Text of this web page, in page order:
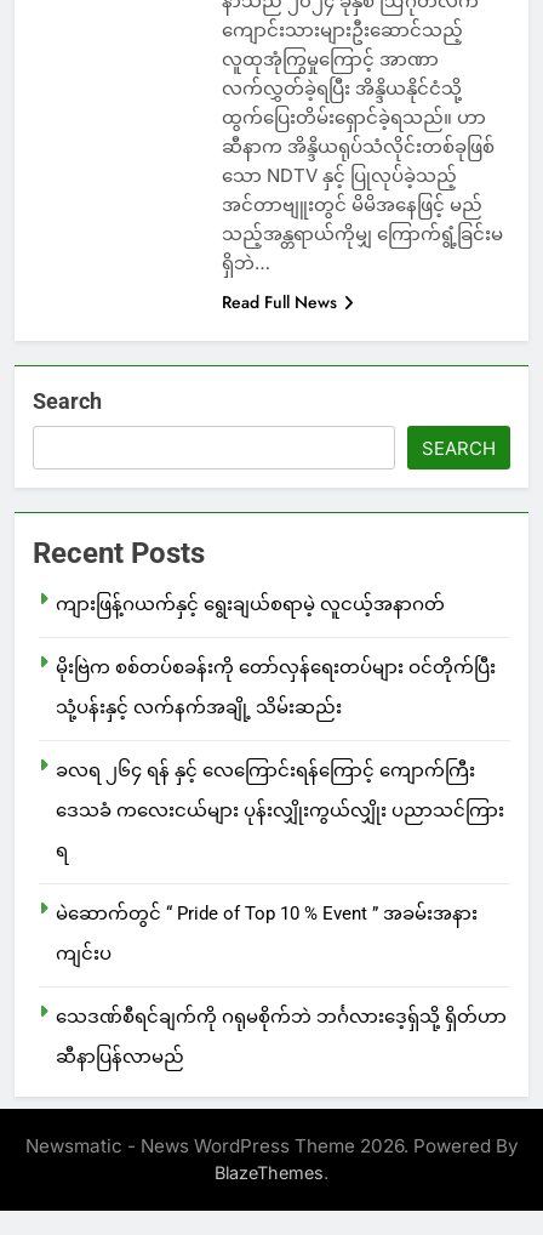
ကျောင်းသားများဦးဆောင်သည့်
လူထုအုံကြွမှုကြောင့် အာဏာ
လက်လွှတ်ခဲ့ရပြီး အိန္ဒိယနိုင်ငံသို့
ထွက်ပြေးတိမ်းရှောင်ခဲ့ရသည်။ ဟာ
ဆီနာက အိန္ဒိယရုပ်သံလိုင်းတစ်ခုဖြစ်
သော NDTV နှင့် ပြုလုပ်ခဲ့သည့်
အင်တာဗျူးတွင် မိမိအနေဖြင့် မည်
သည့်အန္တရာယ်ကိုမျှ ကြောက်ရွံ့ခြင်းမ
ရှိဘဲ…
Read Full News
Search
SEARCH
Recent Posts
ကျားဖြန့်ဂယက်နှင့် ရွေးချယ်စရာမဲ့ လူငယ့်အနာဂတ်
မိုးဗြဲက စစ်တပ်စခန်းကို တော်လှန်ရေးတပ်များ ဝင်တိုက်ပြီး
သုံ့ပန်းနှင့် လက်နက်အချို့ သိမ်းဆည်း
ခလရ ၂၆၄ ရန် နှင့် လေကြောင်းရန်ကြောင့် ကျောက်ကြီး
ဒေသခံ ကလေးငယ်များ ပုန်းလျှိုးကွယ်လျှိုး ပညာသင်ကြား
ရ
မဲဆောက်တွင် “ Pride of Top 10 % Event ” အခမ်းအနား
ကျင်းပ
သေဒဏ်စီရင်ချက်ကို ဂရုမစိုက်ဘဲ ဘင်္ဂလားဒေ့ရှ်သို့ ရှိတ်ဟာ
ဆီနာပြန်လာမည်
Newsmatic - News WordPress Theme 2026. Powered By
BlazeThemes.